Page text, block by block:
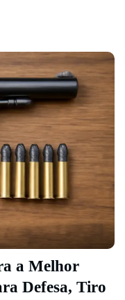
a Melhor
Defesa, Tiro